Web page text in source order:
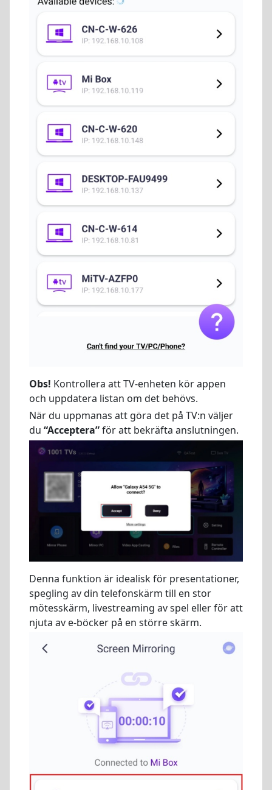
Obs! Kontrollera att TV-enheten kör appen
och uppdatera listan om det behövs.
När du uppmanas att göra det på TV:n väljer
du “Acceptera”för att bekräfta anslutningen.
Denna funktion är idealisk för presentationer,
spegling av din telefonskärm till en stor
mötesskärm, livestreaming av spel eller för att
njuta av e-böcker på en större skärm.